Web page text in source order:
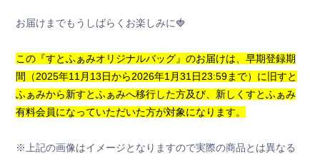
ふぁみくじ
お届けまでもうしばらくお楽しみに🍓
この『すとふぁみオリジナルバッグ』のお届けは、早期登録期
間（2025年11月13日から2026年1月31日23:59まで）に旧すと
ふぁみから新すとふぁみへ移行した方及び、新しくすとふぁみ
有料会員になっていただいた方が対象になります。
※上記の画像はイメージとなりますので実際の商品とは異なる